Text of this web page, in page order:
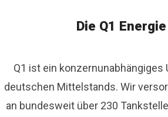
Die Q1 Energie
Q1 ist ein konzernunabhängiges
deutschen Mittelstands. Wir
an bundesweit über 230